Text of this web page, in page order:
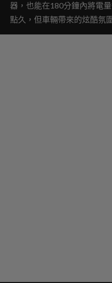
器，也能在180分鐘內將電
點久，但車輛帶來的炫酷氛